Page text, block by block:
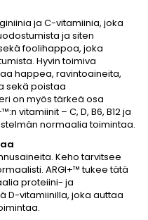
ja C-vitamiinia, joka
ja siten
foolihappoa, joka
Hyvin toimiva
happea, ravintoaineita,
sekä poistaa
on myös tärkeä osa
vitamiinit – C, D, B6, B12 ja
normaalia toimintaa.
Keho tarvitsee
ARGI+™ tukee tätä
proteiini- ja
D-vitamiinilla, joka auttaa